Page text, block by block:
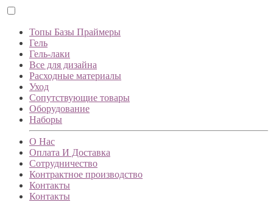
Топы Базы Праймеры
Гель
Гель-лаки
Все для дизайна
Расходные материалы
Уход
Сопутствующие товары
Оборудование
Наборы
О Нас
Оплата И Доставка
Сотрудничество
Контрактное производство
Контакты
Контакты